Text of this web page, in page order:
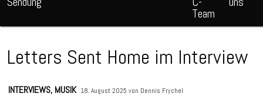
Team
Letters Sent Home im Interview
INTERVIEWS, MUSIK 18. August 2025 von Dennis Frychel